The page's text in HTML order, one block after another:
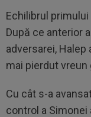
Echilibrul
După ce anterior
adversarei,
mai pierdut vreun
Cu cât s-a
control a